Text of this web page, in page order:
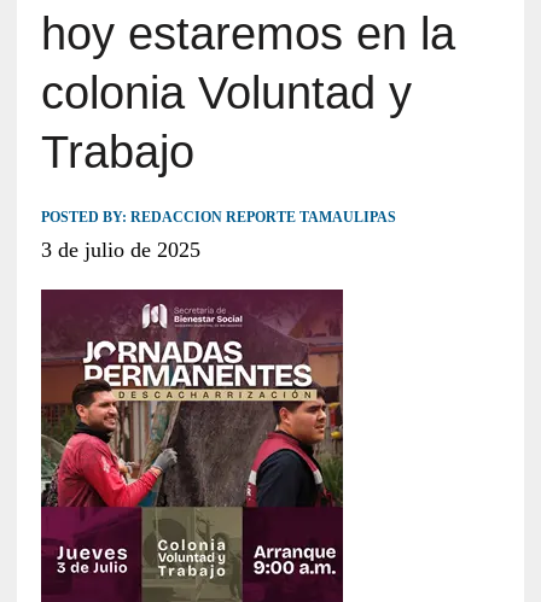
hoy estaremos en la
colonia Voluntad y
Trabajo
POSTED BY: REDACCION REPORTE TAMAULIPAS
3 de julio de 2025